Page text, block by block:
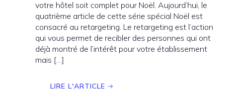
votre hôtel soit complet pour Noël. Aujourd’hui, le
quatrième article de cette série spécial Noël est
consacré au retargeting. Le retargeting est l’action
qui vous permet de recibler des personnes qui ont
déjà montré de l’intérêt pour votre établissement
mais […]
LIRE L'ARTICLE